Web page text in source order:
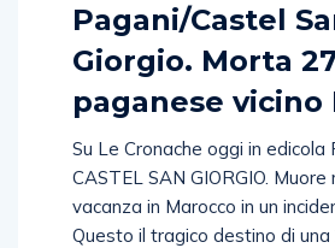
Pagani/Castel
Giorgio. Morta
paganese vicino
Su Le Cronache oggi in edicola
CASTEL SAN GIORGIO. Muore
vacanza in Marocco in un
Questo il tragico destino di una